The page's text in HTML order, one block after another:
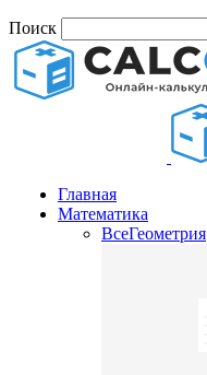
Поиск
Главная
Математика
ВсеГеометрия